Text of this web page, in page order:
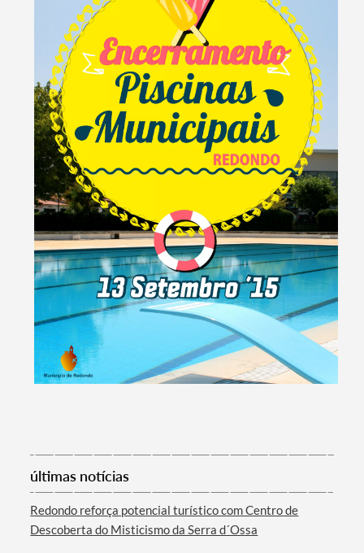
Categorias gerais
últimas notícias
Redondo reforça potencial turístico com Centro de
Descoberta do Misticismo da Serra d´Ossa